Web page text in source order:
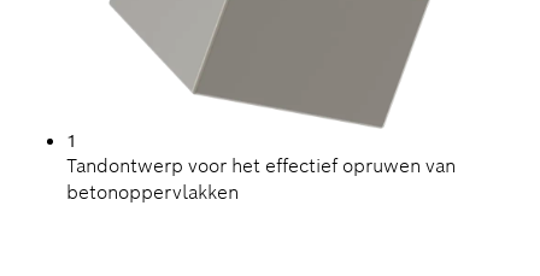
1
Tandontwerp voor het effectief opruwen van
betonoppervlakken